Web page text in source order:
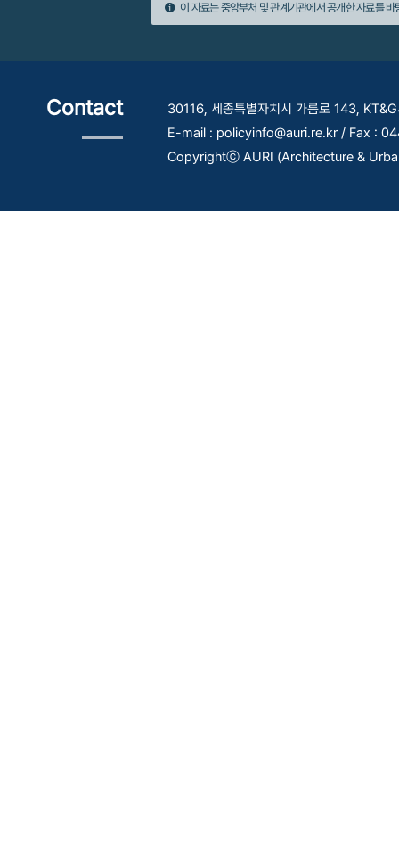
이 자료는 중앙부처 및 관계기관에서 공개한 자료를
Contact
30116, 세종특별자치시 가름로 143,
E-mail : policyinfo@auri.re.kr / Fax :
Copyrightⓒ AURI (Architecture &